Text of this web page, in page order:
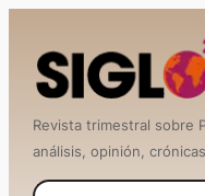
contenido
Revista trimestral sobre
análisis, opinión,